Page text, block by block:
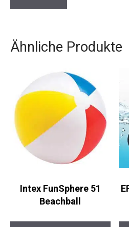
Ähnliche Produkte
Intex FunSphere 51
Beachball